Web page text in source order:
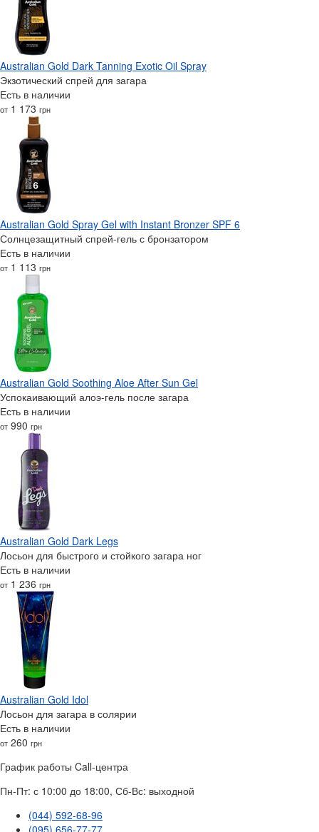
Australian Gold Dark Tanning Exotic Oil Spray
Экзотический спрей для загара
Есть в наличии
от 1 173 грн
Australian Gold Spray Gel with Instant Bronzer SPF 6
Солнцезащитный спрей-гель с бронзатором
Есть в наличии
от 1 113 грн
Australian Gold Soothing Aloe After Sun Gel
Успокаивающий алоэ-гель после загара
Есть в наличии
от 990 грн
Australian Gold Dark Legs
Лосьон для быстрого и стойкого загара ног
Есть в наличии
от 1 236 грн
Australian Gold Idol
Лосьон для загара в солярии
Есть в наличии
от 260 грн
График работы Call-центра
Пн-Пт: с 10:00 до 18:00, Сб-Вс: выходной
(044) 592-68-96
(095) 656-77-77